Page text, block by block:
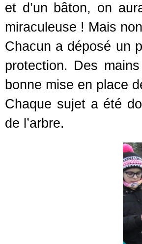
et d’un bâton, on
miraculeuse ! Mais
Chacun a déposé un
protection. Des
bonne mise en place
Chaque sujet a été
de l’arbre.